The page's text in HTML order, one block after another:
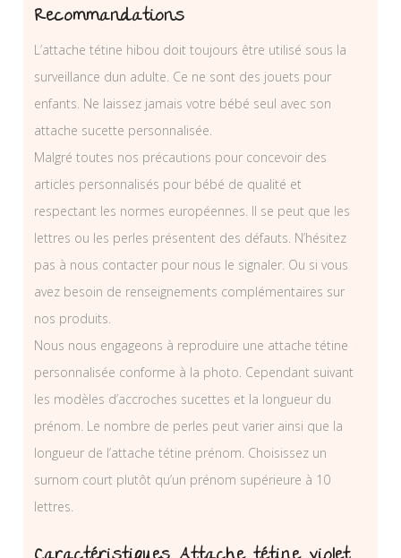
Recommandations
L’attache tétine hibou doit toujours être utilisé sous la
surveillance dun adulte. Ce ne sont des jouets pour
enfants. Ne laissez jamais votre bébé seul avec son
attache sucette personnalisée.
Malgré toutes nos précautions pour concevoir des
articles personnalisés pour bébé de qualité et
respectant les normes européennes. Il se peut que les
lettres ou les perles présentent des défauts. N’hésitez
pas à nous contacter pour nous le signaler. Ou si vous
avez besoin de renseignements complémentaires sur
nos produits.
Nous nous engageons à reproduire une attache tétine
personnalisée conforme à la photo. Cependant suivant
les modèles d’accroches sucettes et la longueur du
prénom. Le nombre de perles peut varier ainsi que la
longueur de l’attache tétine prénom. Choisissez un
surnom court plutôt qu’un prénom supérieure à 10
lettres.